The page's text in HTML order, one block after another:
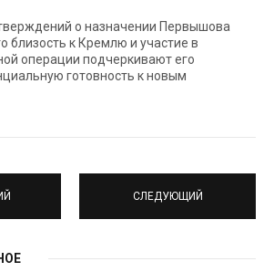
о назначении Первышова
близость к Кремлю и участие в
операции подчеркивают его
готовность к новым
СЛЕДУЮЩИЙ